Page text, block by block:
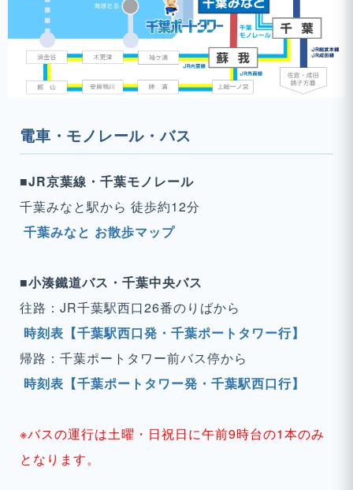
電車・モノレール・バス
■JR京葉線・千葉モノレール
千葉みなと駅から 徒歩約12分
千葉みなと お散歩マップ
■小湊鐵道バス・千葉中央バス
往路：JR千葉駅西口26番のりばから
時刻表【千葉駅西口発・千葉ポートタワー行】
帰路：千葉ポートタワー前バス停から
時刻表【千葉ポートタワー発・千葉駅西口行】
※バスの運行は土曜・日祝日に午前9時台の1本のみ
となります。